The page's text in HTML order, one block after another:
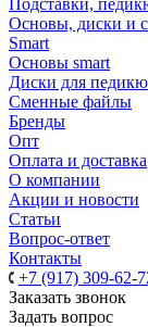
Подставки,
Основы, диски и
Smart
Основы smart
Диски для
Сменные файлы
Бренды
Опт
Оплата и доставка
О компании
Акции и новости
Статьи
Вопрос-ответ
Контакты
+7 (917) 309-62-
Заказать звонок
Задать вопрос